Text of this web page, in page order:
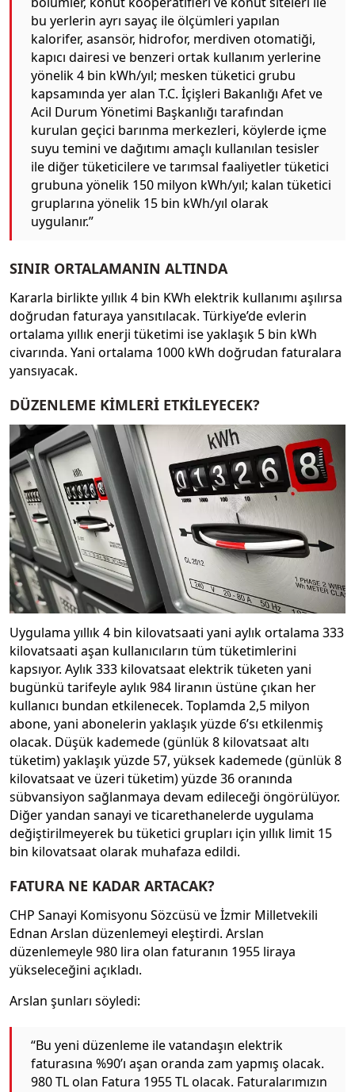
bu yerlerin ayrı sayaç ile ölçümleri yapılan
kalorifer, asansör, hidrofor, merdiven otomatiği,
kapıcı dairesi ve benzeri ortak kullanım yerlerine
yönelik 4 bin kWh/yıl; mesken tüketici grubu
kapsamında yer alan T.C. İçişleri Bakanlığı Afet ve
Acil Durum Yönetimi Başkanlığı tarafından
kurulan geçici barınma merkezleri, köylerde içme
suyu temini ve dağıtımı amaçlı kullanılan tesisler
ile diğer tüketicilere ve tarımsal faaliyetler tüketici
grubuna yönelik 150 milyon kWh/yıl; kalan tüketici
gruplarına yönelik 15 bin kWh/yıl olarak
uygulanır.”
SINIR ORTALAMANIN ALTINDA
Kararla birlikte yıllık 4 bin KWh elektrik kullanımı aşılırsa
doğrudan faturaya yansıtılacak. Türkiye’de evlerin
ortalama yıllık enerji tüketimi ise yaklaşık 5 bin kWh
civarında. Yani ortalama 1000 kWh doğrudan faturalara
yansıyacak.
DÜZENLEME KİMLERİ ETKİLEYECEK?
Uygulama yıllık 4 bin kilovatsaati yani aylık ortalama 333
kilovatsaati aşan kullanıcıların tüm tüketimlerini
kapsıyor. Aylık 333 kilovatsaat elektrik tüketen yani
bugünkü tarifeyle aylık 984 liranın üstüne çıkan her
kullanıcı bundan etkilenecek. Toplamda 2,5 milyon
abone, yani abonelerin yaklaşık yüzde 6’sı etkilenmiş
olacak. Düşük kademede (günlük 8 kilovatsaat altı
tüketim) yaklaşık yüzde 57, yüksek kademede (günlük 8
kilovatsaat ve üzeri tüketim) yüzde 36 oranında
sübvansiyon sağlanmaya devam edileceği öngörülüyor.
Diğer yandan sanayi ve ticarethanelerde uygulama
değiştirilmeyerek bu tüketici grupları için yıllık limit 15
bin kilovatsaat olarak muhafaza edildi.
FATURA NE KADAR ARTACAK?
CHP Sanayi Komisyonu Sözcüsü ve İzmir Milletvekili
Ednan Arslan düzenlemeyi eleştirdi. Arslan
düzenlemeyle 980 lira olan faturanın 1955 liraya
yükseleceğini açıkladı.
Arslan şunları söyledi:
“Bu yeni düzenleme ile vatandaşın elektrik
faturasına %90’ı aşan oranda zam yapmış olacak.
980 TL olan Fatura 1955 TL olacak. Faturalarımızın